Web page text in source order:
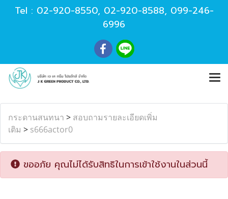
Tel : 02-920-8550, 02-920-8588, 099-246-
6996
กระดานสนทนา > สอบถามรายละเอียดเพิ่ม
เติม > s666actor0
ขออภัย คุณไม่ได้รับสิทธิในการเข้าใช้งานในส่วนนี้